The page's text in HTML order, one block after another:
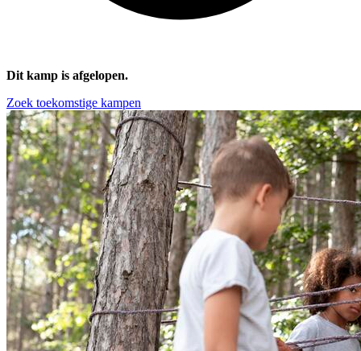
Dit kamp is afgelopen.
Zoek toekomstige kampen